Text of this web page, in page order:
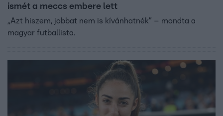
ismét a meccs embere lett
„Azt hiszem, jobbat nem is kívánhatnék” – mondta a
magyar futballista.